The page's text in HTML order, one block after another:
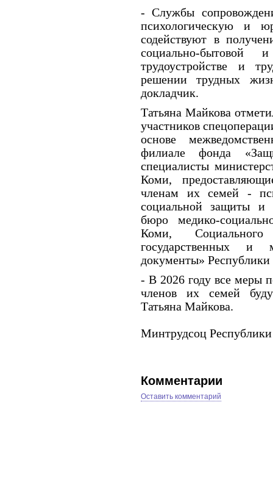
- Службы
психологическую и
содействуют в
социально-
трудоустройстве и
решении трудных
докладчик.
Татьяна Майкова
участников
основе
филиале фонда
специалисты
Коми,
членам их семей -
социальной защиты и
бюро медико-
Коми,
государственных и
документы»
- В 2026 году все меры
членов их семей
Татьяна Майкова.
Минтрудсоц
Комментарии
Оставить комментарий